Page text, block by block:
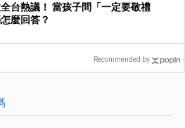
台熱議！ 當孩子問「一定要敬禮
麼回答？
Recommended by